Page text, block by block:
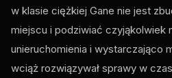
w klasie ciężkiej Gane nie jest
miejscu i podziwiać czyjąkolwiek
unieruchomienia i wystarczająco
wciąż rozwiązywał sprawy w